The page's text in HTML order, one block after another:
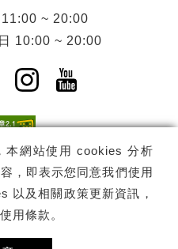
本網站使用 cookies 分析
，即表示您同意我們使用
以及相關政策更新資訊，
用條款 。
11:00 ~ 20:00
10:00 ~ 20:00
新視窗)
視窗)另開新視窗)
Instagram(另開新視
YouTube(另開
訂閱
衛武營國家藝術文化中心